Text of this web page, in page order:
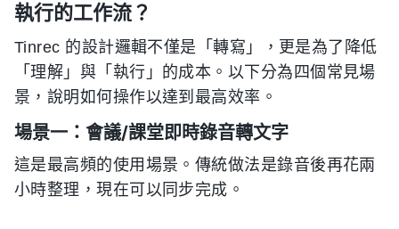
執行的工作流？
Tinrec 的設計邏輯不僅是「轉寫」，更是為了降低
「理解」與「執行」的成本。以下分為四個常見場
景，說明如何操作以達到最高效率。
場景一：會議/課堂即時錄音轉文字
這是最高頻的使用場景。傳統做法是錄音後再花兩
小時整理，現在可以同步完成。